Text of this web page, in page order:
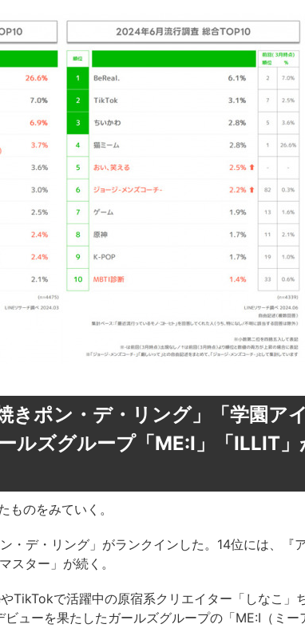
きポン・デ・リング」「学園ア
ルズグループ「ME:I」「ILLIT」
ものをみていく。
・デ・リング」がランクインした。14位には、『
スター」が続く。
TikTokで活躍中の原宿系クリエイター「しなこ」
ューを果たしたガールズグループの「ME:I（ミー